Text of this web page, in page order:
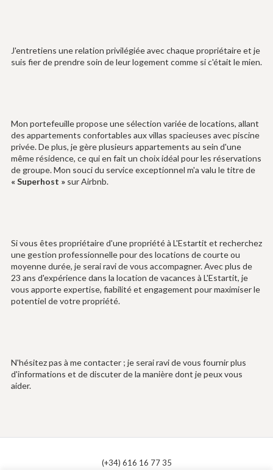
J'entretiens une relation privilégiée avec chaque propriétaire et je
suis fier de prendre soin de leur logement comme si c'était le mien.
Mon portefeuille propose une sélection variée de locations, allant
des appartements confortables aux villas spacieuses avec piscine
privée. De plus, je gère plusieurs appartements au sein d'une
même résidence, ce qui en fait un choix idéal pour les réservations
de groupe. Mon souci du service exceptionnel m'a valu le titre de
« Superhost »sur Airbnb.
Si vous êtes propriétaire d'une propriété à L'Estartit et recherchez
une gestion professionnelle pour des locations de courte ou
moyenne durée, je serai ravi de vous accompagner. Avec plus de
23 ans d'expérience dans la location de vacances à L'Estartit, je
vous apporte expertise, fiabilité et engagement pour maximiser le
potentiel de votre propriété.
N'hésitez pas à me contacter ; je serai ravi de vous fournir plus
d'informations et de discuter de la manière dont je peux vous
aider.
(+34) 616 16 77 35